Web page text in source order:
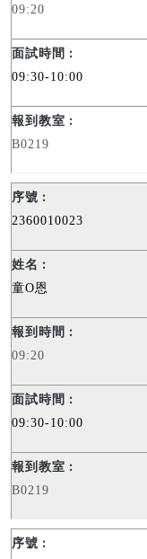
09:20
09:30-10:00
B0219
2360010023
童O恩
09:20
09:30-10:00
B0219